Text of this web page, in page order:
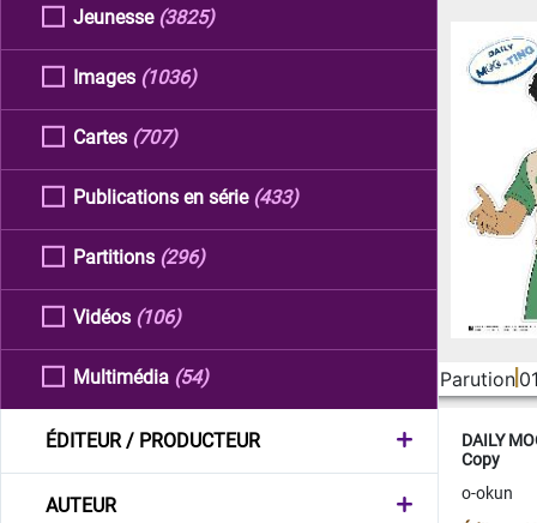
Jeunesse (3825)
Images (1036)
Cartes (707)
Publications en série (433)
Partitions (296)
Vidéos (106)
Multimédia (54)
ÉDITEUR / PRODUCTEUR
AUTEUR
Parution
DAILY
Copy
o-okun